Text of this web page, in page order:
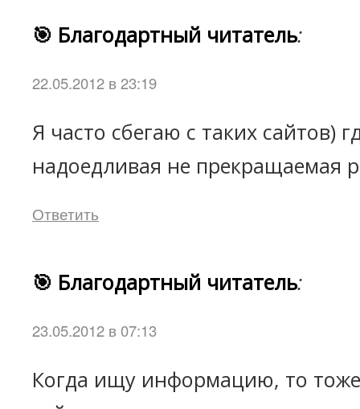
🎯 Благодартный читатель:
22.05.2012 в 23:19
Я часто сбегаю с таких сайтов)
надоедливая не прекращаемая
Ответить
🎯 Благодартный читатель:
23.05.2012 в 07:13
Когда ищу информацию, то